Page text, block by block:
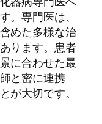
。専門医は、
めた多様な治
ります。患者
に合わせた最
と密に連携
が大切です。